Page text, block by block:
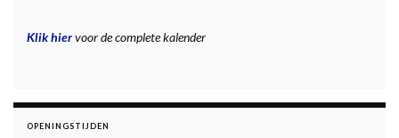
Klik hiervoor de complete kalender
OPENINGSTIJDEN